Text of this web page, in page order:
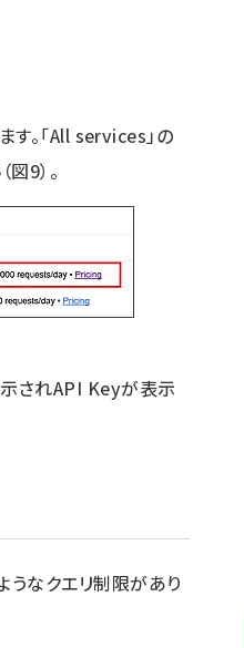
。「All services」の
9）。
示されAPI Keyが表示
なクエリ制限があり